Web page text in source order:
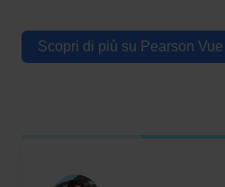
Scopri di più su Pearson Vue